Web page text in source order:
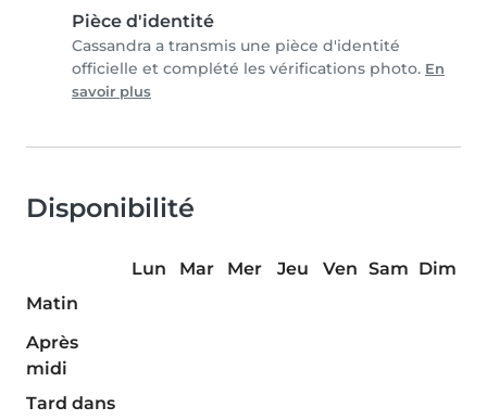
Pièce d'identité
Cassandra a transmis une pièce d'identité
officielle et complété les vérifications photo. En
savoir plus
Disponibilité
Lun Mar Mer Jeu Ven Sam Dim
Matin
Après
midi
Tard dans